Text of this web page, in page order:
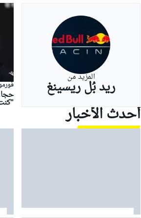
بطولات أخرى
المزيد من
ريد بُل ريسينغ
أحدث الأخبار